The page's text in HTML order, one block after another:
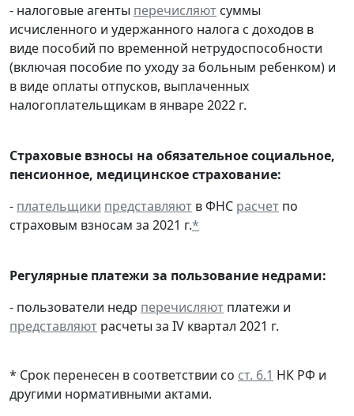
- налоговые агенты перечисляют суммы
исчисленного и удержанного налога с доходов в
виде пособий по временной нетрудоспособности
(включая пособие по уходу за больным ребенком) и
в виде оплаты отпусков, выплаченных
налогоплательщикам в январе 2022 г.
Страховые взносы на обязательное социальное,
пенсионное, медицинское страхование:
- плательщики представляют в ФНС расчет по
страховым взносам за 2021 г.*
Регулярные платежи за пользование недрами:
- пользователи недр перечисляют платежи и
представляют расчеты за IV квартал 2021 г.
* Срок перенесен в соответствии со ст. 6.1 НК РФ и
другими нормативными актами.